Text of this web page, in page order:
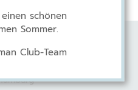
Club
schönen
Sommer.
Club-Team